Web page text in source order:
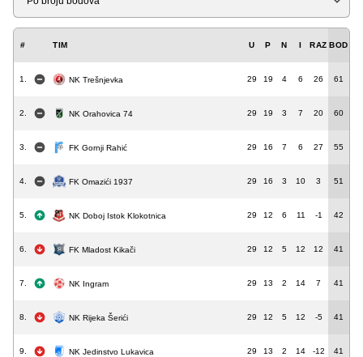
# TIM U P N I RAZ BOD
1. NK Trešnjevka 29 19 4 6 26 61
2. NK Orahovica 74 29 19 3 7 20 60
3. FK Gornji Rahić 29 16 7 6 27 55
4. FK Omazići 1937 29 16 3 10 3 51
5. NK Doboj Istok Klokotnica 29 12 6 11 -1 42
6. FK Mladost Kikači 29 12 5 12 12 41
7. NK Ingram 29 13 2 14 7 41
8. NK Rijeka Šerići 29 12 5 12 -5 41
9. NK Jedinstvo Lukavica 29 13 2 14 -12 41